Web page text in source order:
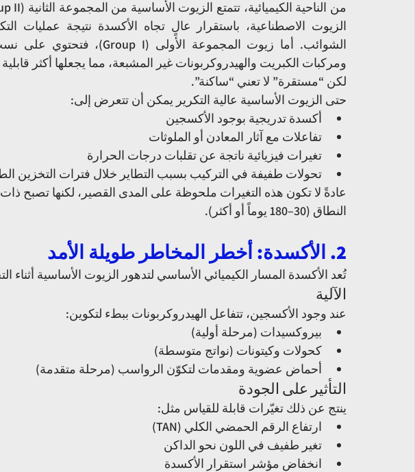
ومركبات الكبريت والهيدروكربونات غير المشبعة، مما يجعلها أكثر
لكن “مستقرة” لا تعني “ساكنة”.
حتى الزيوت الأساسية عالية التكرير يمكن أن تتعرض إلى:
أكسدة تدريجية بوجود الأكسجين
تفاعلات مع آثار المعادن أو الملوثات
تغيرات فيزيائية ناتجة عن تقلبات درجات الحرارة
تحولات طفيفة في التركيب بسبب التطاير خلال فترات التخزين
النطاق (30–180 يوماً أو أكثر).
2. الأكسدة: أخطر المخاطر طويلة الأمد
تُعد الأكسدة المسار الكيميائي الأساسي لتدهور الزيوت الأساسية أثناء
الآلية
عند وجود الأكسجين، تتفاعل الهيدروكربونات ببطء لتكوين:
بيروكسيدات (مرحلة أولية)
كحولات وكيتونات (نواتج متوسطة)
أحماض عضوية ومقدمات لتكوّن الرواسب (مرحلة متقدمة)
التأثير على الجودة
ينتج عن ذلك تغيّرات قابلة للقياس مثل:
ارتفاع الرقم الحمضي الكلي (TAN)
تغير طفيف في اللون نحو الداكن
انخفاض مؤشر استقرار الأكسدة